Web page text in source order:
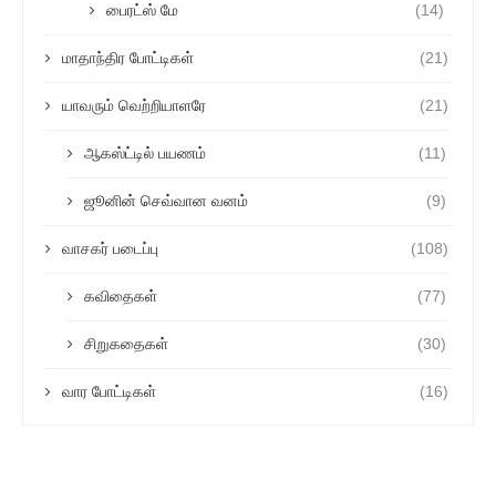
பைரட்ஸ் மே (14)
மாதாந்திர போட்டிகள் (21)
யாவரும் வெற்றியாளரே (21)
ஆகஸ்ட்டில் பயணம் (11)
ஜூனின் செவ்வான வனம் (9)
வாசகர் படைப்பு (108)
கவிதைகள் (77)
சிறுகதைகள் (30)
வார போட்டிகள் (16)